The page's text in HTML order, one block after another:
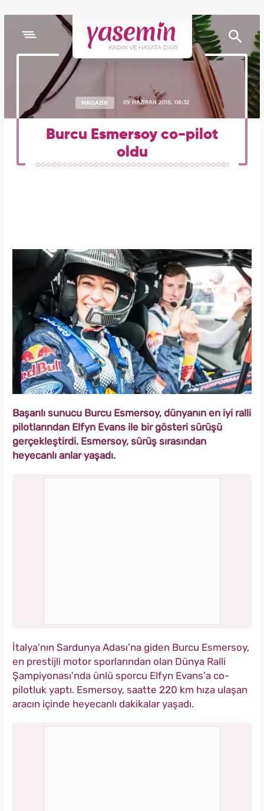
MAGAZİN 09 HAZİRAN 2018, 08:32
Burcu Esmersoy co-pilot
oldu
Başarılı sunucu Burcu Esmersoy, dünyanın en iyi ralli
pilotlarından Elfyn Evans ile bir gösteri sürüşü
gerçekleştirdi. Esmersoy, sürüş sırasından
heyecanlı anlar yaşadı.
İtalya'nın Sardunya Adası'na giden Burcu Esmersoy,
en prestijli motor sporlarından olan Dünya Ralli
Şampiyonası'nda ünlü sporcu Elfyn Evans'a co-
pilotluk yaptı. Esmersoy, saatte 220 km hıza ulaşan
aracın içinde heyecanlı dakikalar yaşadı.